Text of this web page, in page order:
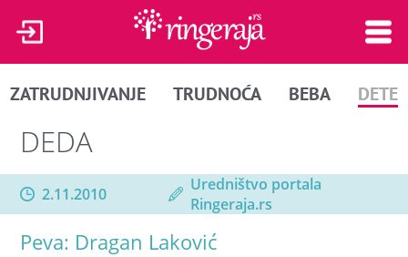
ZATRUDNJIVANJE TRUDNOĆA BEBA DETE
DEDA
2.11.2010
Uredništvo portala
Ringeraja.rs
Peva: Dragan Laković